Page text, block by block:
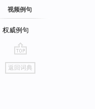
视频例句
权威例句
go
top
返回词典